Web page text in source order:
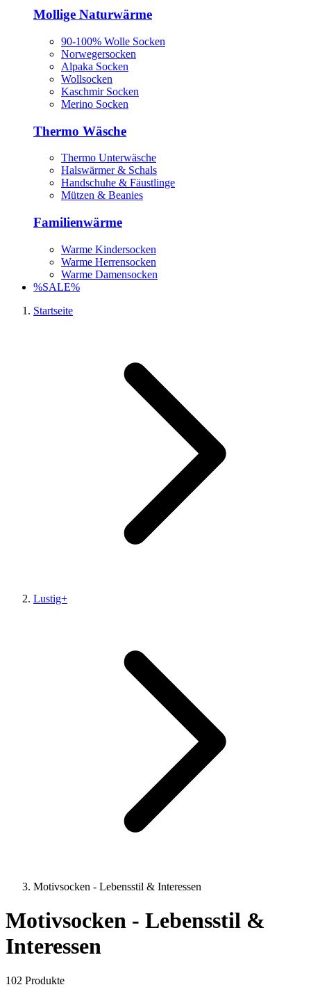
Mollige Naturwärme
90-100% Wolle Socken
Norwegersocken
Alpaka Socken
Wollsocken
Kaschmir Socken
Merino Socken
Thermo Wäsche
Thermo Unterwäsche
Halswärmer & Schals
Handschuhe & Fäustlinge
Mützen & Beanies
Familienwärme
Warme Kindersocken
Warme Herrensocken
Warme Damensocken
%SALE%
Startseite
Lustig+
Motivsocken - Lebensstil & Interessen
Motivsocken - Lebensstil &
Interessen
102 Produkte